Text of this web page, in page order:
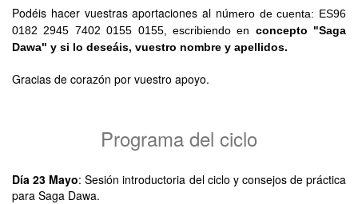
Podéis hacer vuestras aportaciones al número de cuenta: ES96
0182 2945 7402 0155 0155, escribiendo en concepto "Saga
Dawa" y si lo deseáis, vuestro nombre y apellidos.
Gracias de corazón por vuestro apoyo.
Programa del ciclo
Día 23 Mayo: Sesión introductoria del ciclo y consejos de práctica
para Saga Dawa.